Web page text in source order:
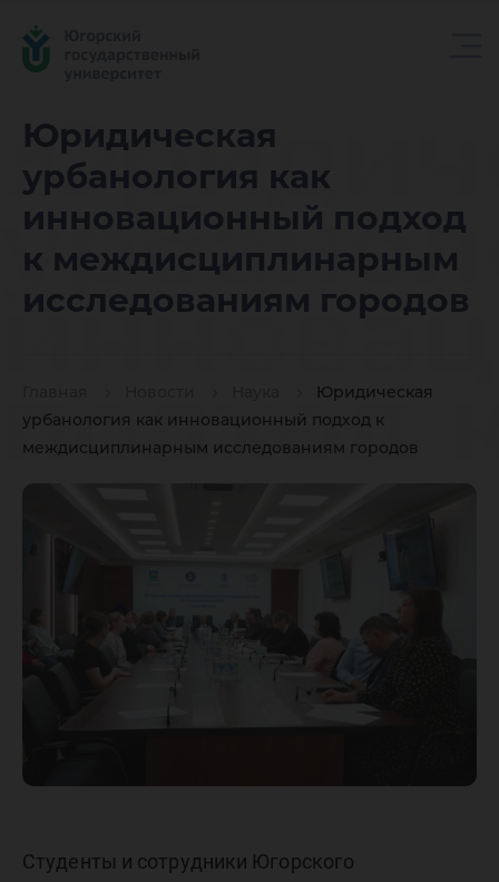
Юридическая
урбанология как
инновационный подход
к междисциплинарным
исследованиям городов
Юридическая
урбанология как инновационный подход к
междисциплинарным исследованиям городов
подход
городов
Студенты и сотрудники Югорского